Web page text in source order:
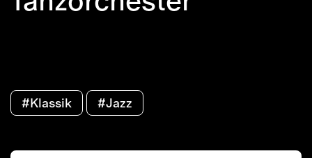
#Klassik #Jazz